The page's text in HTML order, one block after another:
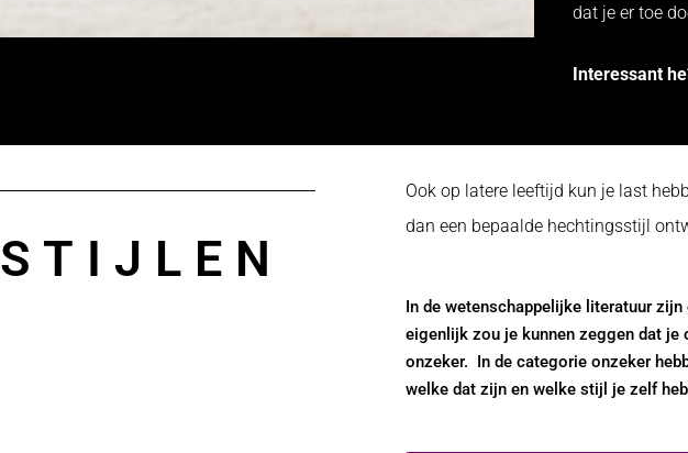
dat je er toe
Interessant
STIJLEN
Ook op latere leeftijd kun je last
dan een bepaalde hechtingsstijl
In de wetenschappelijke literatuur
eigenlijk zou je kunnen zeggen dat
onzeker. In de categorie onzeker
welke dat zijn en welke stijl je zelf